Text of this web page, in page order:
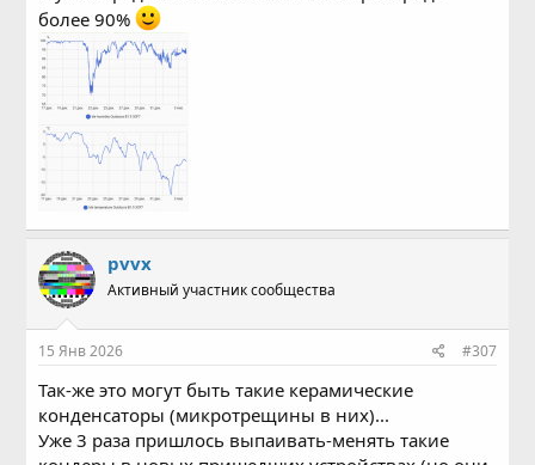
более 90%
pvvx
Активный участник сообщества
15 Янв 2026 #307
Так-же это могут быть такие керамические
конденсаторы (микротрещины в них)...
Уже 3 раза пришлось выпаивать-менять такие